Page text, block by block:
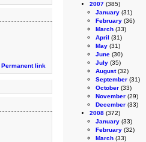
2007 (385)
January (31)
February (36)
March (33)
April (31)
May (31)
June (30)
July (35)
August(32)
September (31)
October (33)
November (29)
December (33)
2008 (372)
January (33)
February (32)
March (33)
Permanent link